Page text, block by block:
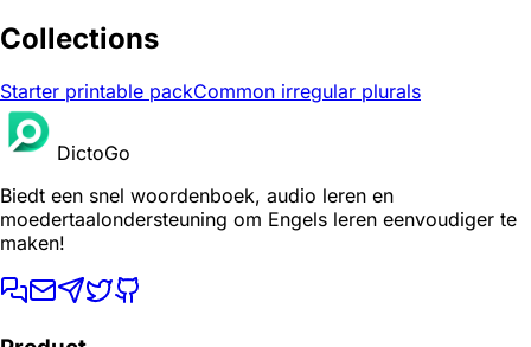
Collections
Starter printable packCommon irregular plurals
DictoGo
Biedt een snel woordenboek, audio leren en
moedertaalondersteuning om Engels leren eenvoudiger te
maken!